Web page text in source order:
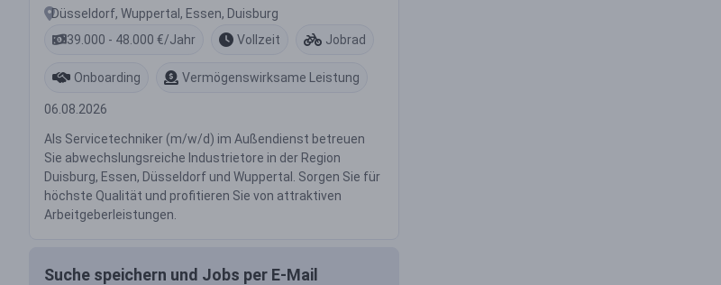
Düsseldorf, Wuppertal, Essen, Duisburg
39.000 - 48.000 €/Jahr
Vollzeit Jobrad
Onboarding Vermögenswirksame Leistung
06.08.2026
Als Servicetechniker (m/w/d) im Außendienst betreuen
Sie abwechslungsreiche Industrietore in der Region
Duisburg, Essen, Düsseldorf und Wuppertal. Sorgen Sie für
höchste Qualität und profitieren Sie von attraktiven
Arbeitgeberleistungen.
Suche speichern und Jobs per E-Mail